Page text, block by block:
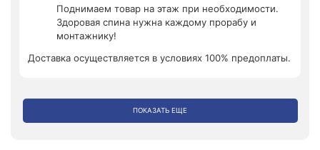
Поднимаем товар на этаж при необходимости.
Здоровая спина нужна каждому прорабу и
монтажнику!
Доставка осуществляется в условиях 100% предоплаты.
ПОКАЗАТЬ ЕЩЕ